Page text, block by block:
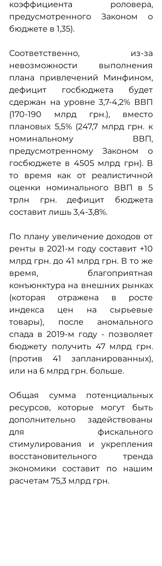
коэффициента роловера,
предусмотренного Законом о
бюджете в 1,35).
Соответственно, из-за
невозможности выполнения
плана привлечений Минфином,
дефицит госбюджета будет
сдержан на уровне 3,7-4,2% ВВП
(170-190 млрд грн.), вместо
плановых 5,5% (247,7 млрд грн. к
номинальному ВВП,
предусмотренному Законом о
госбюджете в 4505 млрд грн). В
то время как от реалистичной
оценки номинального ВВП в 5
трлн грн. дефицит бюджета
составит лишь 3,4-3,8%.
По плану увеличение доходов от
ренты в 2021-м году составит +10
млрд грн. до 41 млрд грн. В то же
время, благоприятная
конъюнктура на внешних рынках
(которая отражена в росте
индекса цен на сырьевые
товары), после аномального
спада в 2019-м году - позволяет
бюджету получить 47 млрд грн.
(против 41 запланированных),
или на 6 млрд грн. больше.
Общая сумма потенциальных
ресурсов, которые могут быть
дополнительно задействованы
для фискального
стимулирования и укрепления
восстановительного тренда
экономики составит по нашим
расчетам 75,3 млрд грн.